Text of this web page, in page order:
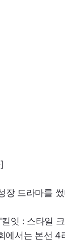
장 드라마를
잇 : 스타일
에서는 본선 4